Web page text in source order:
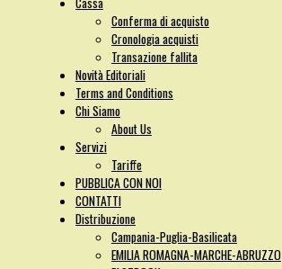
Conferma di acquisto
Cronologia acquisti
Transazione fallita
Novità Editoriali
Terms and Conditions
Chi Siamo
About Us
Servizi
Tariffe
PUBBLICA CON NOI
CONTATTI
Distribuzione
Campania-Puglia-Basilicata
EMILIA ROMAGNA-MARCHE-ABRUZZO